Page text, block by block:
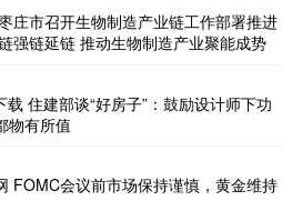
庄市召开生物制造产业链工作部署推进
强链延链 推动生物制造产业聚能成势
载 住建部谈“好房子”：鼓励设计师下功
物有所值
FOMC会议前市场保持谨慎，黄金维持